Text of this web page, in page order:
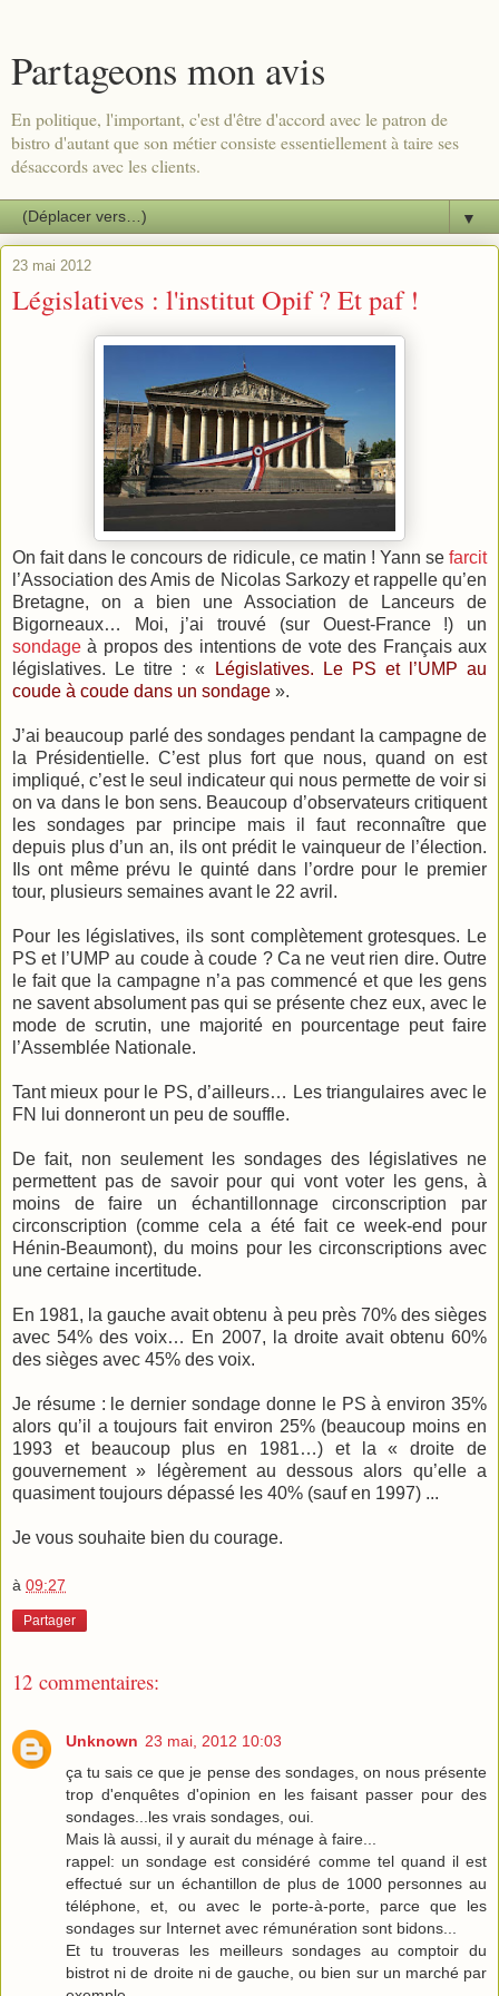
Partageons mon avis
En politique, l'important, c'est d'être d'accord avec le patron de
bistro d'autant que son métier consiste essentiellement à taire ses
désaccords avec les clients.
▼
23 mai 2012
Législatives : l'institut Opif ? Et paf !
On fait dans le concours de ridicule, ce matin ! Yann se farcit
l’Association des Amis de Nicolas Sarkozy et rappelle qu’en
Bretagne, on a bien une Association de Lanceurs de
Bigorneaux… Moi, j’ai trouvé (sur Ouest-France !) un
sondage à propos des intentions de vote des Français aux
législatives. Le titre : «
Législatives. Le PS et l’UMP au
coude à coude dans un sondage ».
J’ai beaucoup parlé des sondages pendant la campagne de
la Présidentielle. C’est plus fort que nous, quand on est
impliqué, c’est le seul indicateur qui nous permette de voir si
on va dans le bon sens. Beaucoup d’observateurs critiquent
les sondages par principe mais il faut reconnaître que
depuis plus d’un an, ils ont prédit le vainqueur de l’élection.
Ils ont même prévu le quinté dans l’ordre pour le premier
tour, plusieurs semaines avant le 22 avril.
Pour les législatives, ils sont complètement grotesques. Le
PS et l’UMP au coude à coude ? Ca ne veut rien dire. Outre
le fait que la campagne n’a pas commencé et que les gens
ne savent absolument pas qui se présente chez eux, avec le
mode de scrutin, une majorité en pourcentage peut faire
l’Assemblée Nationale.
Tant mieux pour le PS, d’ailleurs… Les triangulaires avec le
FN lui donneront un peu de souffle.
De fait, non seulement les sondages des législatives ne
permettent pas de savoir pour qui vont voter les gens, à
moins de faire un échantillonnage circonscription par
circonscription (comme cela a été fait ce week-end pour
Hénin-Beaumont), du moins pour les circonscriptions avec
une certaine incertitude.
En 1981, la gauche avait obtenu à peu près 70% des sièges
avec 54% des voix… En 2007, la droite avait obtenu 60%
des sièges avec 45% des voix.
Je résume : le dernier sondage donne le PS à environ 35%
alors qu’il a toujours fait environ 25% (beaucoup moins en
1993 et beaucoup plus en 1981…) et la « droite de
gouvernement » légèrement au dessous alors qu’elle a
quasiment toujours dépassé les 40% (sauf en 1997) ...
Je vous souhaite bien du courage.
à 09:27
Partager
12 commentaires:
Unknown 23 mai, 2012 10:03
ça tu sais ce que je pense des sondages, on nous présente
trop d'enquêtes d'opinion en les faisant passer pour des
sondages...les vrais sondages, oui.
Mais là aussi, il y aurait du ménage à faire...
rappel: un sondage est considéré comme tel quand il est
effectué sur un échantillon de plus de 1000 personnes au
téléphone, et, ou avec le porte-à-porte, parce que les
sondages sur Internet avec rémunération sont bidons...
Et tu trouveras les meilleurs sondages au comptoir du
bistrot ni de droite ni de gauche, ou bien sur un marché par